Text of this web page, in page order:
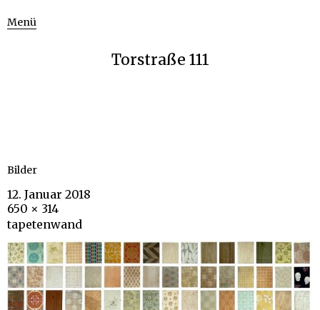
Menü
Torstraße 111
Bilder
12. Januar 2018
650 × 314
tapetenwand